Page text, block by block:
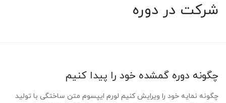
شرکت در دوره
چگونه دوره گمشده خود را پیدا کنیم
چگونه نمایه خود را ویرایش کنیم لورم ایپسوم متن ساختگی با تولید